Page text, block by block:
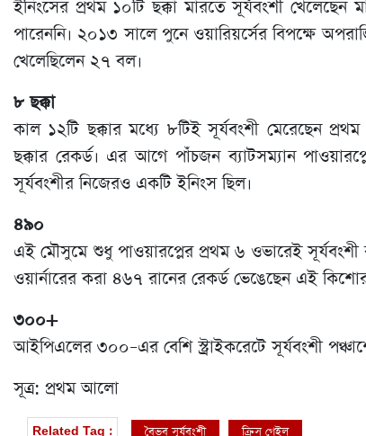
ইনিংসের প্রথম ১০টি ছক্কা মারতে সূর্যবংশী
পারেননি। ২০১৩ সালে পুনে ওয়ারিয়র্সের বিপক্ষে
খেলেছিলেন ২৭ বল।
৮ ছক্কা
কাল ১২টি ছক্কার মধ্যে ৮টিই সূর্যবংশী মেরেছেন
ছক্কার রেকর্ড। এর আগে পাঁচজন ব্যাটসম্যান
সূর্যবংশীর নিজেরও একটি ইনিংস ছিল।
৪৯০
এই মৌসুমে শুধু পাওয়ারপ্লের প্রথম ৬ ওভারেই
ওয়ার্নারের করা ৪৬৭ রানের রেকর্ড ভেঙেছেন এই
৩০০+
আইপিএলের ৩০০–এর বেশি স্ট্রাইকরেটে সূর্যবংশী
সূত্র: প্রথম আলো
Related Tag : বৈভব সূর্যবংশী ক্রিস গেইল